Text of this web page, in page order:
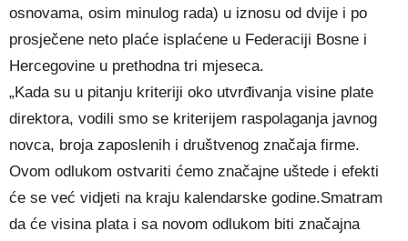
osnovama, osim minulog rada) u iznosu od dvije i po
prosječene neto plaće isplaćene u Federaciji Bosne i
Hercegovine u prethodna tri mjeseca.
„Kada su u pitanju kriteriji oko utvrđivanja visine plate
direktora, vodili smo se kriterijem raspolaganja javnog
novca, broja zaposlenih i društvenog značaja firme.
Ovom odlukom ostvariti ćemo značajne uštede i efekti
će se već vidjeti na kraju kalendarske godine.Smatram
da će visina plata i sa novom odlukom biti značajna